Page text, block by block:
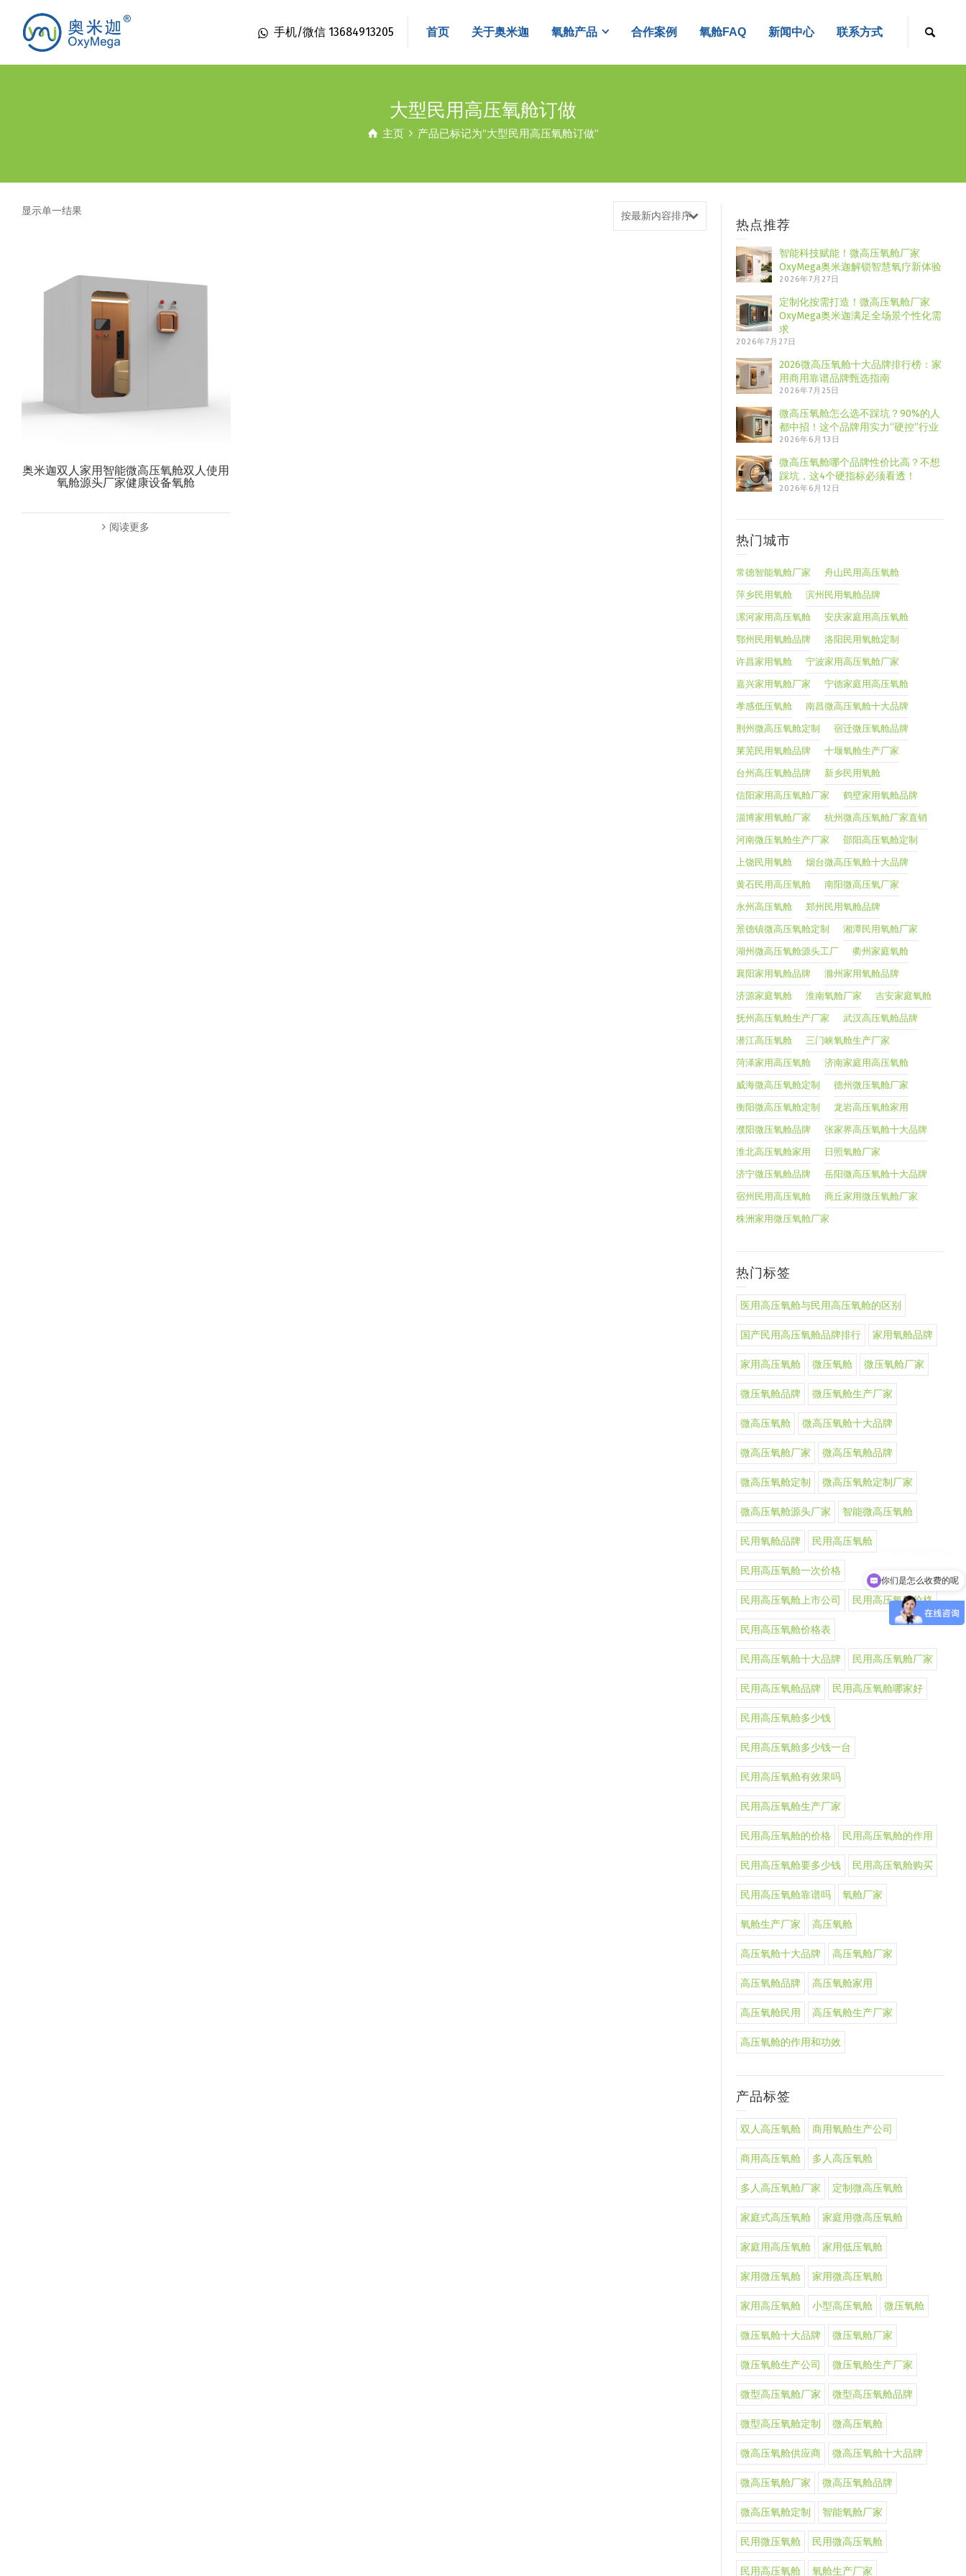
手机/微信 13684913205 首页 关于奥米迦 氧舱产品 合作案例 氧舱FAQ 新闻中心 联系方式
大型民用高压氧舱订做
主页 产品已标记为“大型民用高压氧舱订做”
显示单一结果 按最新内容排序
奥米迦双人家用智能微高压氧舱双人使用
氧舱源头厂家健康设备氧舱
阅读更多
热点推荐
智能科技赋能！微高压氧舱厂家
OxyMega奥米迦解锁智慧氧疗新体验
2026年7月27日
定制化按需打造！微高压氧舱厂家
OxyMega奥米迦满足全场景个性化需
求
2026年7月27日
2026微高压氧舱十大品牌排行榜：家
用商用靠谱品牌甄选指南
2026年7月25日
微高压氧舱怎么选不踩坑？90%的人
都中招！这个品牌用实力“硬控”行业
2026年6月13日
微高压氧舱哪个品牌性价比高？不想
踩坑，这4个硬指标必须看透！
2026年6月12日
热门城市
常德智能氧舱厂家 舟山民用高压氧舱
萍乡民用氧舱 滨州民用氧舱品牌
漯河家用高压氧舱 安庆家庭用高压氧舱
鄂州民用氧舱品牌 洛阳民用氧舱定制
许昌家用氧舱 宁波家用高压氧舱厂家
嘉兴家用氧舱厂家 宁德家庭用高压氧舱
孝感低压氧舱 南昌微高压氧舱十大品牌
荆州微高压氧舱定制 宿迁微压氧舱品牌
莱芜民用氧舱品牌 十堰氧舱生产厂家
台州高压氧舱品牌 新乡民用氧舱
信阳家用高压氧舱厂家 鹤壁家用氧舱品牌
淄博家用氧舱厂家 杭州微高压氧舱厂家直销
河南微压氧舱生产厂家 邵阳高压氧舱定制
上饶民用氧舱 烟台微高压氧舱十大品牌
黄石民用高压氧舱 南阳微高压氧厂家
永州高压氧舱 郑州民用氧舱品牌
景德镇微高压氧舱定制 湘潭民用氧舱厂家
湖州微高压氧舱源头工厂 衢州家庭氧舱
襄阳家用氧舱品牌 滁州家用氧舱品牌
济源家庭氧舱 淮南氧舱厂家 吉安家庭氧舱
抚州高压氧舱生产厂家 武汉高压氧舱品牌
潜江高压氧舱 三门峡氧舱生产厂家
菏泽家用高压氧舱 济南家庭用高压氧舱
威海微高压氧舱定制 德州微压氧舱厂家
衡阳微高压氧舱定制 龙岩高压氧舱家用
濮阳微压氧舱品牌 张家界高压氧舱十大品牌
淮北高压氧舱家用 日照氧舱厂家
济宁微压氧舱品牌 岳阳微高压氧舱十大品牌
宿州民用高压氧舱 商丘家用微压氧舱厂家
株洲家用微压氧舱厂家
热门标签
医用高压氧舱与民用高压氧舱的区别
国产民用高压氧舱品牌排行 家用氧舱品牌
家用高压氧舱 微压氧舱 微压氧舱厂家
微压氧舱品牌 微压氧舱生产厂家
微高压氧舱 微高压氧舱十大品牌
微高压氧舱厂家 微高压氧舱品牌
微高压氧舱定制 微高压氧舱定制厂家
微高压氧舱源头厂家 智能微高压氧舱
民用氧舱品牌 民用高压氧舱
民用高压氧舱一次价格
民用高压氧舱上市公司 民用高压氧舱价格
民用高压氧舱价格表
民用高压氧舱十大品牌 民用高压氧舱厂家
民用高压氧舱品牌 民用高压氧舱哪家好
民用高压氧舱多少钱
民用高压氧舱多少钱一台
民用高压氧舱有效果吗
民用高压氧舱生产厂家
民用高压氧舱的价格 民用高压氧舱的作用
民用高压氧舱要多少钱 民用高压氧舱购买
民用高压氧舱靠谱吗 氧舱厂家
氧舱生产厂家 高压氧舱
高压氧舱十大品牌 高压氧舱厂家
高压氧舱品牌 高压氧舱家用
高压氧舱民用 高压氧舱生产厂家
高压氧舱的作用和功效
产品标签
双人高压氧舱 商用氧舱生产公司
商用高压氧舱 多人高压氧舱
多人高压氧舱厂家 定制微高压氧舱
家庭式高压氧舱 家庭用微高压氧舱
家庭用高压氧舱 家用低压氧舱
家用微压氧舱 家用微高压氧舱
家用高压氧舱 小型高压氧舱 微压氧舱
微压氧舱十大品牌 微压氧舱厂家
微压氧舱生产公司 微压氧舱生产厂家
微型高压氧舱厂家 微型高压氧舱品牌
微型高压氧舱定制 微高压氧舱
微高压氧舱供应商 微高压氧舱十大品牌
微高压氧舱厂家 微高压氧舱品牌
微高压氧舱定制 智能氧舱厂家
民用微压氧舱 民用微高压氧舱
民用高压氧舱 氧舱生产厂家
你们是怎么收费的呢